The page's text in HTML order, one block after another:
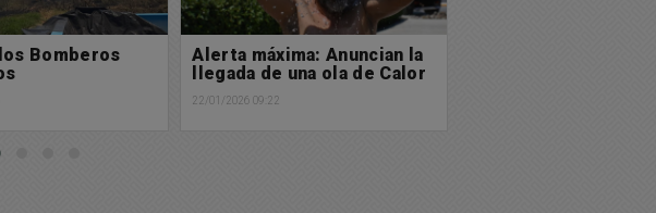
Anuncian la
ola de Calor
Un nuevo servicio que unirá
La Plata con Chacabuco
22/01/2026 08:04